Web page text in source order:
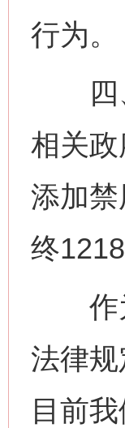
行为。
四、
相关
添加
终
作为
法律
目前